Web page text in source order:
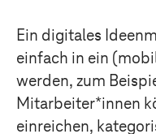
Ein digitales
einfach in ein
werden, zum
Mitarbeiter*innen
einreichen,